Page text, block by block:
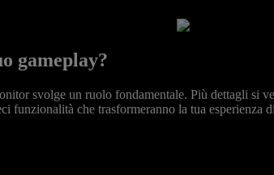
PURE
gameplay?
svolge un ruolo fondamentale. Più dettagli si
funzionalità che trasformeranno la tua esperienza